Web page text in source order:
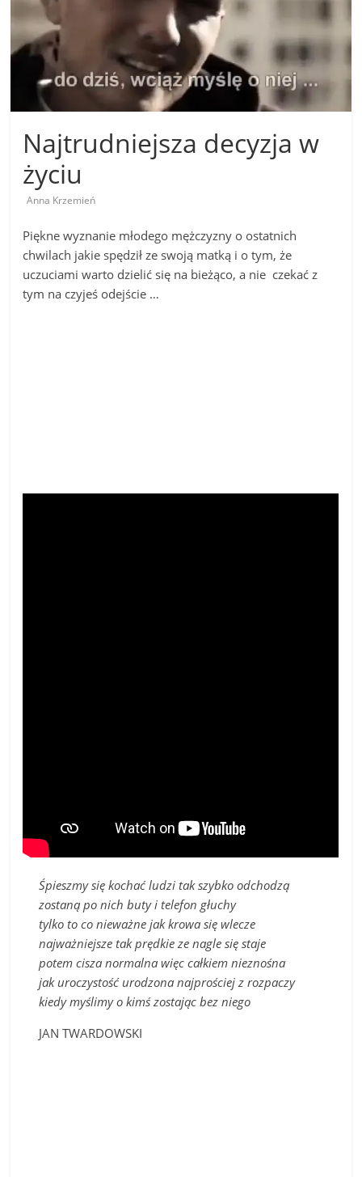
Najtrudniejsza decyzja w
życiu
Anna Krzemień
Piękne wyznanie młodego mężczyzny o ostatnich
chwilach jakie spędził ze swoją matką i o tym, że
uczuciami warto dzielić się na bieżąco, a nie czekać z
tym na czyjeś odejście …
Śpieszmy się kochać ludzi tak szybko odchodzą
zostaną po nich buty i telefon głuchy
tylko to co nieważne jak krowa się wlecze
najważniejsze tak prędkie ze nagle się staje
potem cisza normalna więc całkiem nieznośna
jak uroczystość urodzona najprościej z rozpaczy
kiedy myślimy o kimś zostając bez niego
JAN TWARDOWSKI